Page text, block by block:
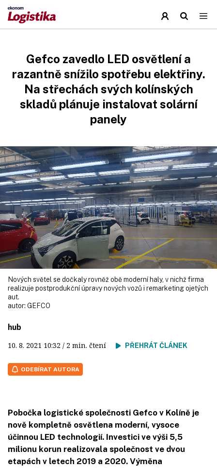
Gefco zavedlo LED osvětlení a
razantně snížilo spotřebu elektřiny.
Na střechách svých kolínských
skladů plánuje instalovat solární
panely
Nových světel se dočkaly rovněž obě moderní haly, v nichž firma
realizuje postprodukční úpravy nových vozů i remarketing ojetých
aut.
autor: GEFCO
hub
10. 8. 2021 10:32 / 2 min. čtení PŘEHRÁT ČLÁNEK
ODEBÍRAT AUTORA
Pobočka logistické společnosti Gefco v Kolíně je
nově kompletně osvětlena moderní, vysoce
účinnou LED technologií. Investici ve výši 5,5
milionu korun realizovala společnost ve dvou
etapách v letech 2019 a 2020. Výměna